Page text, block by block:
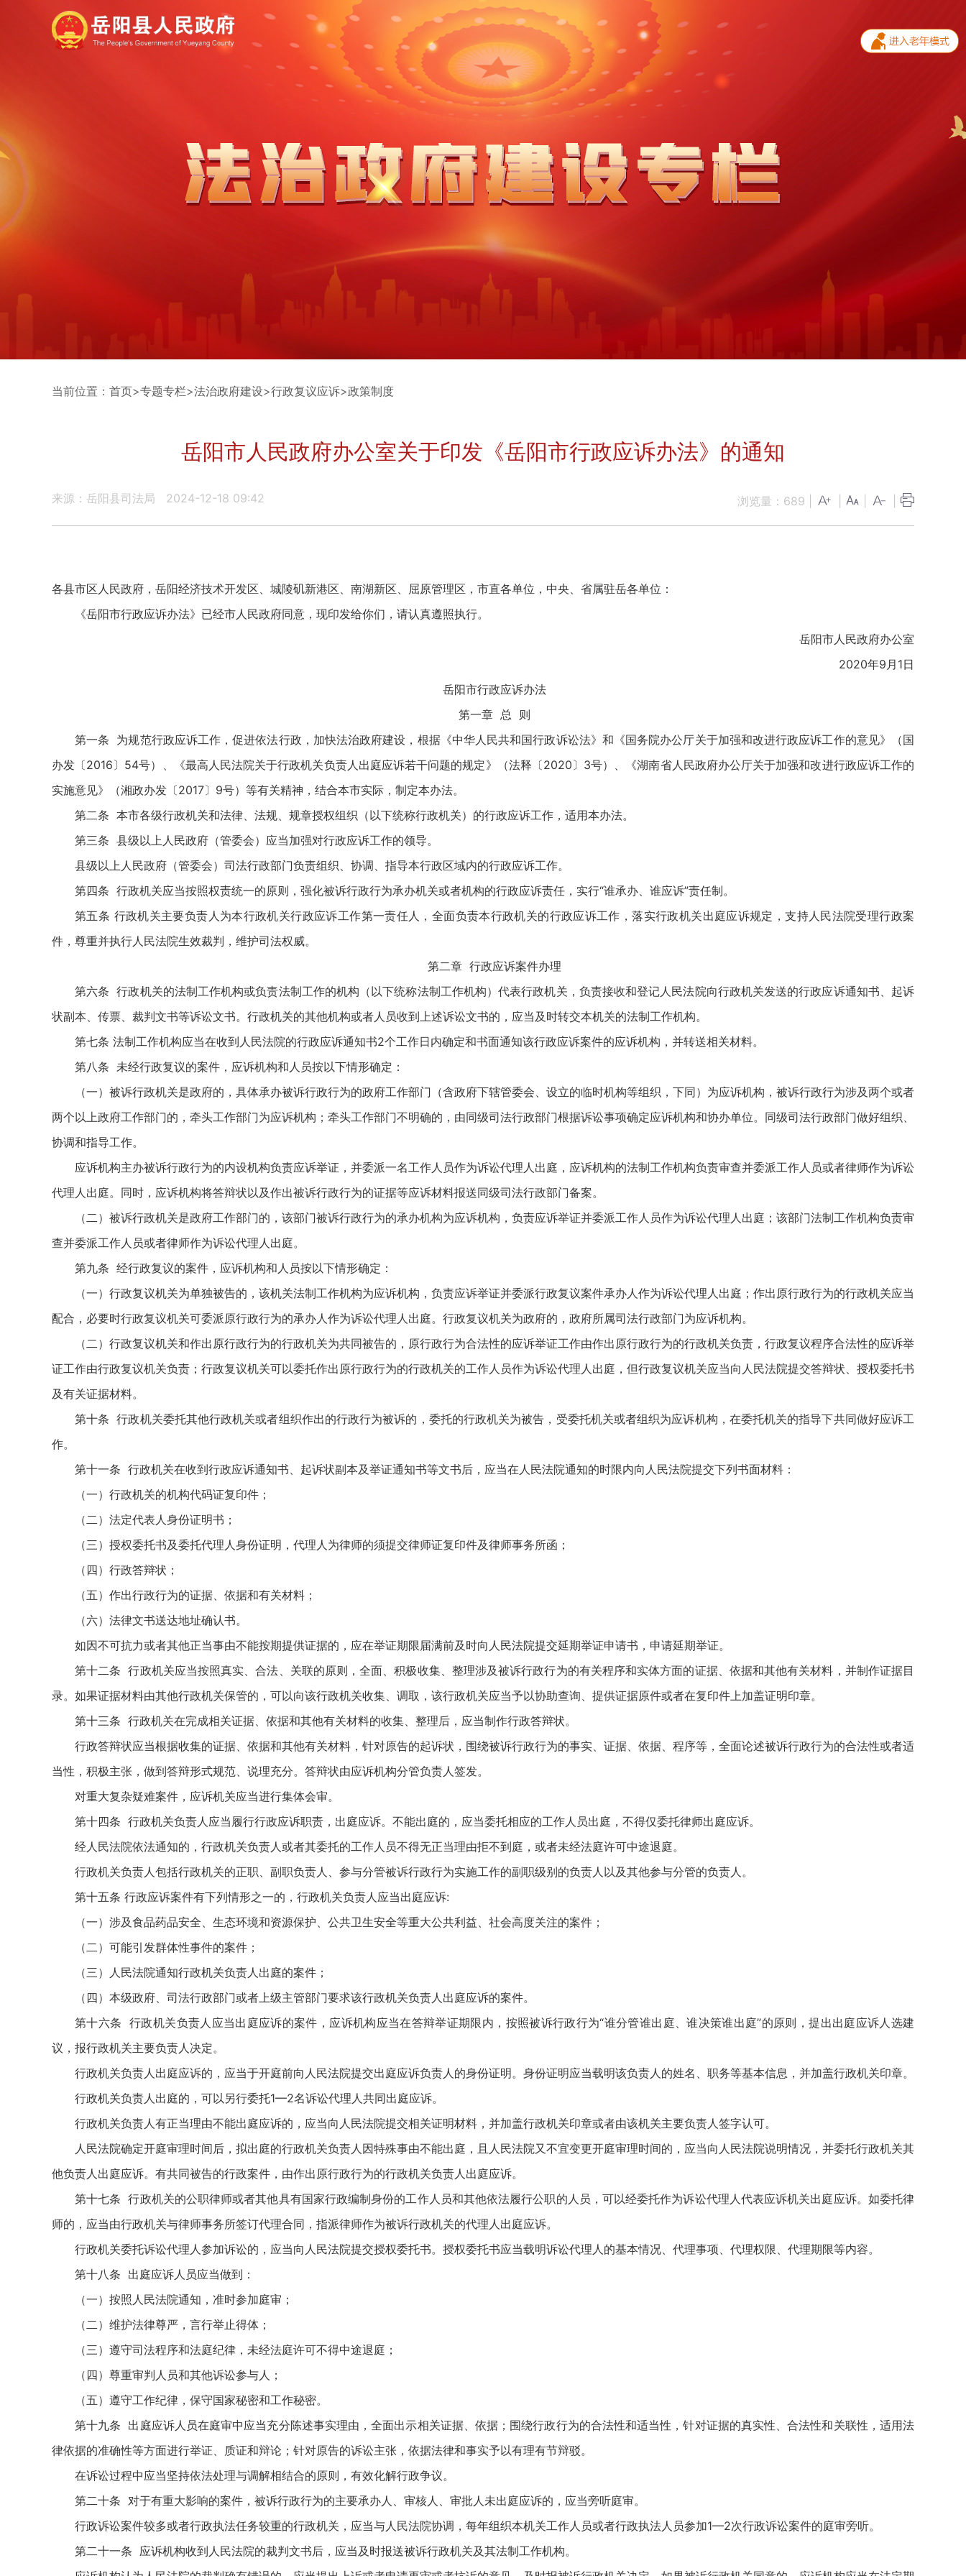
当前位置： 首页>专题专栏>法治政府建设>行政复议应诉>政策制度
岳阳市人民政府办公室关于印发《岳阳市行政应诉办法》的通知
来源：岳阳县司法局 2024-12-18 09:42 浏览量： 689
各县市区人民政府，岳阳经济技术开发区、城陵矶新港区、南湖新区、屈原管理区，市直各单位，中央、省属驻岳各单位：
《岳阳市行政应诉办法》已经市人民政府同意，现印发给你们，请认真遵照执行。
岳阳市人民政府办公室
2020年9月1日
岳阳市行政应诉办法
第一章 总 则
第一条 为规范行政应诉工作，促进依法行政，加快法治政府建设，根据《中华人民共和国行政诉讼法》和《国务院办公厅关于加强和改进行政应诉工作的意见》（国
办发〔2016〕54号）、《最高人民法院关于行政机关负责人出庭应诉若干问题的规定》（法释〔2020〕3号）、《湖南省人民政府办公厅关于加强和改进行政应诉工作的
实施意见》（湘政办发〔2017〕9号）等有关精神，结合本市实际，制定本办法。
第二条 本市各级行政机关和法律、法规、规章授权组织（以下统称行政机关）的行政应诉工作，适用本办法。
第三条 县级以上人民政府（管委会）应当加强对行政应诉工作的领导。
县级以上人民政府（管委会）司法行政部门负责组织、协调、指导本行政区域内的行政应诉工作。
第四条 行政机关应当按照权责统一的原则，强化被诉行政行为承办机关或者机构的行政应诉责任，实行“谁承办、谁应诉”责任制。
第五条 行政机关主要负责人为本行政机关行政应诉工作第一责任人，全面负责本行政机关的行政应诉工作，落实行政机关出庭应诉规定，支持人民法院受理行政案
件，尊重并执行人民法院生效裁判，维护司法权威。
第二章 行政应诉案件办理
第六条 行政机关的法制工作机构或负责法制工作的机构（以下统称法制工作机构）代表行政机关，负责接收和登记人民法院向行政机关发送的行政应诉通知书、起诉
状副本、传票、裁判文书等诉讼文书。行政机关的其他机构或者人员收到上述诉讼文书的，应当及时转交本机关的法制工作机构。
第七条 法制工作机构应当在收到人民法院的行政应诉通知书2个工作日内确定和书面通知该行政应诉案件的应诉机构，并转送相关材料。
第八条 未经行政复议的案件，应诉机构和人员按以下情形确定：
（一）被诉行政机关是政府的，具体承办被诉行政行为的政府工作部门（含政府下辖管委会、设立的临时机构等组织，下同）为应诉机构，被诉行政行为涉及两个或者
两个以上政府工作部门的，牵头工作部门为应诉机构；牵头工作部门不明确的，由同级司法行政部门根据诉讼事项确定应诉机构和协办单位。同级司法行政部门做好组织、
协调和指导工作。
应诉机构主办被诉行政行为的内设机构负责应诉举证，并委派一名工作人员作为诉讼代理人出庭，应诉机构的法制工作机构负责审查并委派工作人员或者律师作为诉讼
代理人出庭。同时，应诉机构将答辩状以及作出被诉行政行为的证据等应诉材料报送同级司法行政部门备案。
（二）被诉行政机关是政府工作部门的，该部门被诉行政行为的承办机构为应诉机构，负责应诉举证并委派工作人员作为诉讼代理人出庭；该部门法制工作机构负责审
查并委派工作人员或者律师作为诉讼代理人出庭。
第九条 经行政复议的案件，应诉机构和人员按以下情形确定：
（一）行政复议机关为单独被告的，该机关法制工作机构为应诉机构，负责应诉举证并委派行政复议案件承办人作为诉讼代理人出庭；作出原行政行为的行政机关应当
配合，必要时行政复议机关可委派原行政行为的承办人作为诉讼代理人出庭。行政复议机关为政府的，政府所属司法行政部门为应诉机构。
（二）行政复议机关和作出原行政行为的行政机关为共同被告的，原行政行为合法性的应诉举证工作由作出原行政行为的行政机关负责，行政复议程序合法性的应诉举
证工作由行政复议机关负责；行政复议机关可以委托作出原行政行为的行政机关的工作人员作为诉讼代理人出庭，但行政复议机关应当向人民法院提交答辩状、授权委托书
及有关证据材料。
第十条 行政机关委托其他行政机关或者组织作出的行政行为被诉的，委托的行政机关为被告，受委托机关或者组织为应诉机构，在委托机关的指导下共同做好应诉工
作。
第十一条 行政机关在收到行政应诉通知书、起诉状副本及举证通知书等文书后，应当在人民法院通知的时限内向人民法院提交下列书面材料：
（一）行政机关的机构代码证复印件；
（二）法定代表人身份证明书；
（三）授权委托书及委托代理人身份证明，代理人为律师的须提交律师证复印件及律师事务所函；
（四）行政答辩状；
（五）作出行政行为的证据、依据和有关材料；
（六）法律文书送达地址确认书。
如因不可抗力或者其他正当事由不能按期提供证据的，应在举证期限届满前及时向人民法院提交延期举证申请书，申请延期举证。
第十二条 行政机关应当按照真实、合法、关联的原则，全面、积极收集、整理涉及被诉行政行为的有关程序和实体方面的证据、依据和其他有关材料，并制作证据目
录。如果证据材料由其他行政机关保管的，可以向该行政机关收集、调取，该行政机关应当予以协助查询、提供证据原件或者在复印件上加盖证明印章。
第十三条 行政机关在完成相关证据、依据和其他有关材料的收集、整理后，应当制作行政答辩状。
行政答辩状应当根据收集的证据、依据和其他有关材料，针对原告的起诉状，围绕被诉行政行为的事实、证据、依据、程序等，全面论述被诉行政行为的合法性或者适
当性，积极主张，做到答辩形式规范、说理充分。答辩状由应诉机构分管负责人签发。
对重大复杂疑难案件，应诉机关应当进行集体会审。
第十四条 行政机关负责人应当履行行政应诉职责，出庭应诉。不能出庭的，应当委托相应的工作人员出庭，不得仅委托律师出庭应诉。
经人民法院依法通知的，行政机关负责人或者其委托的工作人员不得无正当理由拒不到庭，或者未经法庭许可中途退庭。
行政机关负责人包括行政机关的正职、副职负责人、参与分管被诉行政行为实施工作的副职级别的负责人以及其他参与分管的负责人。
第十五条 行政应诉案件有下列情形之一的，行政机关负责人应当出庭应诉:
（一）涉及食品药品安全、生态环境和资源保护、公共卫生安全等重大公共利益、社会高度关注的案件；
（二）可能引发群体性事件的案件；
（三）人民法院通知行政机关负责人出庭的案件；
（四）本级政府、司法行政部门或者上级主管部门要求该行政机关负责人出庭应诉的案件。
第十六条 行政机关负责人应当出庭应诉的案件，应诉机构应当在答辩举证期限内，按照被诉行政行为“谁分管谁出庭、谁决策谁出庭”的原则，提出出庭应诉人选建
议，报行政机关主要负责人决定。
行政机关负责人出庭应诉的，应当于开庭前向人民法院提交出庭应诉负责人的身份证明。身份证明应当载明该负责人的姓名、职务等基本信息，并加盖行政机关印章。
行政机关负责人出庭的，可以另行委托1—2名诉讼代理人共同出庭应诉。
行政机关负责人有正当理由不能出庭应诉的，应当向人民法院提交相关证明材料，并加盖行政机关印章或者由该机关主要负责人签字认可。
人民法院确定开庭审理时间后，拟出庭的行政机关负责人因特殊事由不能出庭，且人民法院又不宜变更开庭审理时间的，应当向人民法院说明情况，并委托行政机关其
他负责人出庭应诉。有共同被告的行政案件，由作出原行政行为的行政机关负责人出庭应诉。
第十七条 行政机关的公职律师或者其他具有国家行政编制身份的工作人员和其他依法履行公职的人员，可以经委托作为诉讼代理人代表应诉机关出庭应诉。如委托律
师的，应当由行政机关与律师事务所签订代理合同，指派律师作为被诉行政机关的代理人出庭应诉。
行政机关委托诉讼代理人参加诉讼的，应当向人民法院提交授权委托书。授权委托书应当载明诉讼代理人的基本情况、代理事项、代理权限、代理期限等内容。
第十八条 出庭应诉人员应当做到：
（一）按照人民法院通知，准时参加庭审；
（二）维护法律尊严，言行举止得体；
（三）遵守司法程序和法庭纪律，未经法庭许可不得中途退庭；
（四）尊重审判人员和其他诉讼参与人；
（五）遵守工作纪律，保守国家秘密和工作秘密。
第十九条 出庭应诉人员在庭审中应当充分陈述事实理由，全面出示相关证据、依据；围绕行政行为的合法性和适当性，针对证据的真实性、合法性和关联性，适用法
律依据的准确性等方面进行举证、质证和辩论；针对原告的诉讼主张，依据法律和事实予以有理有节辩驳。
在诉讼过程中应当坚持依法处理与调解相结合的原则，有效化解行政争议。
第二十条 对于有重大影响的案件，被诉行政行为的主要承办人、审核人、审批人未出庭应诉的，应当旁听庭审。
行政诉讼案件较多或者行政执法任务较重的行政机关，应当与人民法院协调，每年组织本机关工作人员或者行政执法人员参加1—2次行政诉讼案件的庭审旁听。
第二十一条 应诉机构收到人民法院的裁判文书后，应当及时报送被诉行政机关及其法制工作机构。